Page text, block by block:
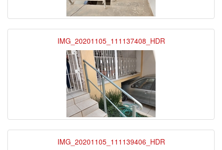
IMG_20201105_111137408_HDR
IMG_20201105_111139406_HDR